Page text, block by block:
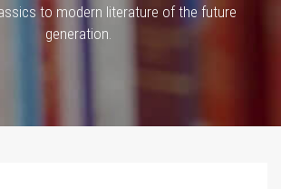
to modern literature of the future
generation.